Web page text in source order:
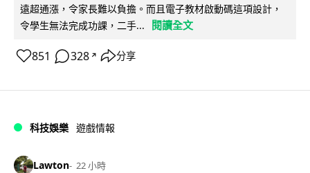
遠超通漲，令家長難以負擔。而且電子教材啟動碼這項設計，
令學生無法完成功課，二手...
閱讀全文
851 328 ↗ 分享
科技娛樂 遊戲情報
Lawton 22 小時